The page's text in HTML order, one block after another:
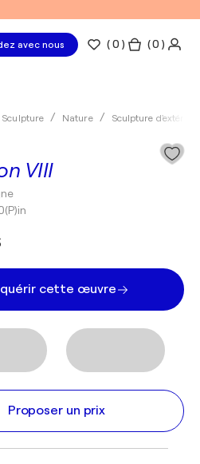
avec nous (0 ) ( 0 )
Sculpture Nature Sculpture
VIII
cette œuvre
Proposer un prix